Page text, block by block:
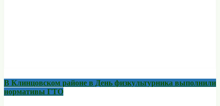
В Клинцовском районе в День физкультурника выполнили
нормативы ГТО